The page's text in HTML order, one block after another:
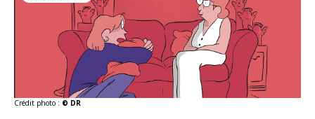
Crédit photo : © DR